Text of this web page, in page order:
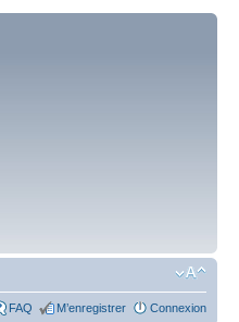
FAQ M’enregistrer Connexion